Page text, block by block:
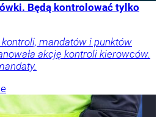
Będą kontrolować tylko
mandatów i punktów
akcję kontroli kierowców.